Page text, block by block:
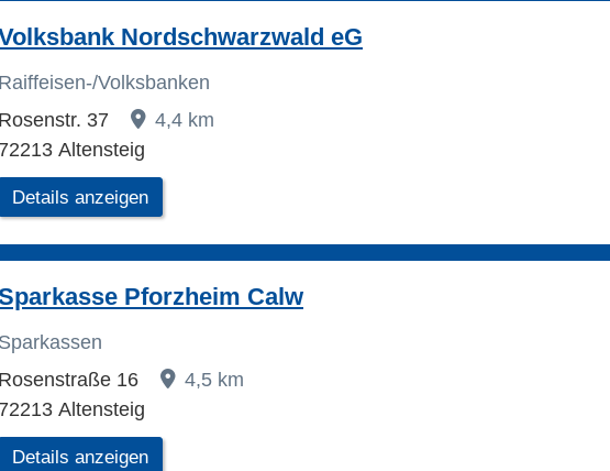
Nordschwarzwald eG
Raiffeisen-/Volksbanken
Rosenstr. 37
4,4 km
72213 Altensteig
Details anzeigen
Pforzheim Calw
Sparkassen
Rosenstraße 16
4,5 km
72213 Altensteig
Details anzeigen